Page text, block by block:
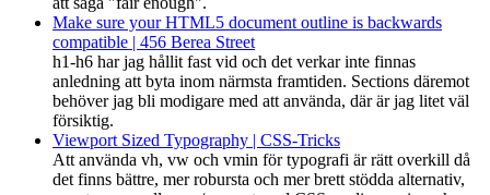
Make sure your HTML5 document outline is backwards
compatible | 456 Berea Street
h1-h6 har jag hållit fast vid och det verkar inte finnas
anledning att byta inom närmsta framtiden. Sections däremot
behöver jag bli modigare med att använda, där är jag litet väl
försiktig.
Viewport Sized Typography | CSS-Tricks
Att använda vh, vw och vmin för typografi är rätt overkill då
det finns bättre, mer robursta och mer brett stödda alternativ,